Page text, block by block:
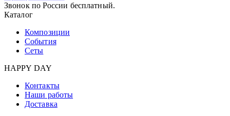
Звонок по России бесплатный.
Каталог
Композиции
События
Сеты
HAPPY DAY
Контакты
Наши работы
Доставка